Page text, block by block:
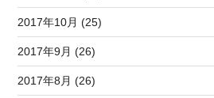
2017年10月 (25)
2017年9月 (26)
2017年8月 (26)